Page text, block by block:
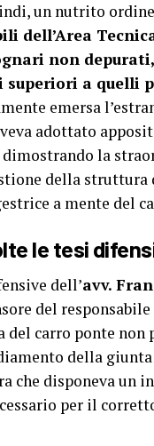
un nutrito
dell’Area
non
a quelli
emersa
adottato
la
della struttura
a mente del
le tesi
dell’avv.
del
carro ponte non
della
che disponeva
per il